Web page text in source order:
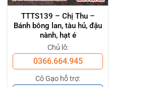
TTTS139 – Chị Thu –
Bánh bông lan, tàu hủ, đậu
nành, hạt é
Chủ lô:
0366.664.945
Cô Gạo hỗ trợ: